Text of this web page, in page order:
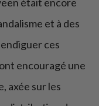
et à des
ces
encouragé une
axée sur les